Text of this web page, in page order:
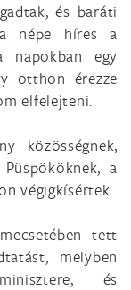
és baráti
népe híres a
napokban egy
otthon érezze
elfelejteni.
közösségnek,
a
végigkísértek.
tett
melyben
és